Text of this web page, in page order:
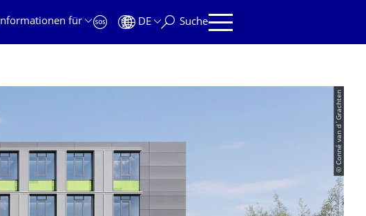
Informationen für
DE Suche
© Conné van d´Grachten